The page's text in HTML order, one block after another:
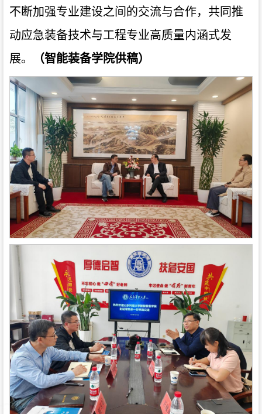
不断加强专业建设之间的交流与合作，共同推
动应急装备技术与工程专业高质量内涵式发
展。
（智能装备学院供稿）